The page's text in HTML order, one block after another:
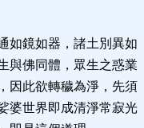
如鏡如器，諸土別異如
與佛同體，眾生之惑業
因此欲轉穢為淨，先須
婆世界即成清淨常寂光